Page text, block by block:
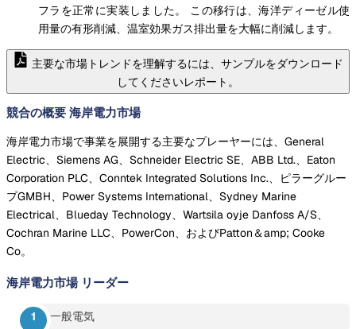
フラを正常に実装しました。 この移行は、海洋ディーゼル使
用量の有形削減、温室効果ガス排出量を大幅に削減します。
主要な市場トレンドを理解するには、サンプルをダウンロード
してくださいレポート。
競合の概要 海岸電力市場
海岸電力市場で事業を展開する主要なプレーヤーには、General
Electric、Siemens AG、Schneider Electric SE、ABB Ltd.、Eaton
Corporation PLC、Conntek Integrated Solutions Inc.、ピラーグルー
プGMBH、Power Systems International、Sydney Marine
Electrical、Blueday Technology、Wartsila oyje Danfoss A/S、
Cochran Marine LLC、PowerCon、およびPatton＆amp; Cooke
Co。
海岸電力市場 リーダー
一般電気